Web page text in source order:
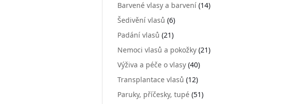
Barvené vlasy a barvení (14)
Šedivění vlasů (6)
Padání vlasů (21)
Nemoci vlasů a pokožky (21)
Výživa a péče o vlasy (40)
Transplantace vlasů (12)
Paruky, příčesky, tupé (51)